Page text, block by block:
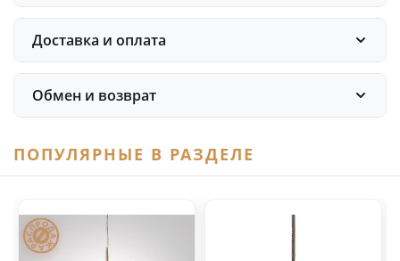
Доставка и оплата
Обмен и возврат
ПОПУЛЯРНЫЕ В РАЗДЕЛЕ